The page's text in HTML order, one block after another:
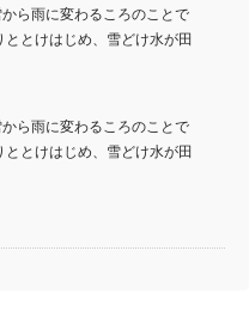
ら雨に変わるころのことで
とけはじめ、雪どけ水が田
ら雨に変わるころのことで
とけはじめ、雪どけ水が田